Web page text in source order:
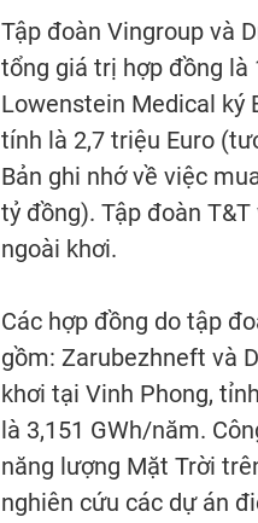
Tập đoàn Vingroup và
tổng giá trị hợp đồng là
Lowenstein Medical ký
tính là 2,7 triệu Euro
Bản ghi nhớ về việc
tỷ đồng). Tập đoàn
ngoài khơi.
Các hợp đồng do tập
gồm: Zarubezhneft và
khơi tại Vinh Phong,
là 3,151 GWh/năm.
năng lượng Mặt Trời
nghiên cứu các dự án